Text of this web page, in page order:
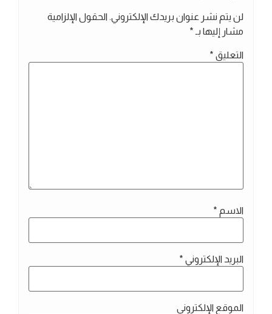
لن يتم نشر عنوان بريدك الإلكتروني. الحقول الإلزامية
مشار إليها بـ *
التعليق *
الاسم *
البريد الإلكتروني *
الموقع الإلكتروني